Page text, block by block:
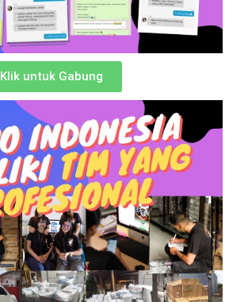
Klik untuk Gabung